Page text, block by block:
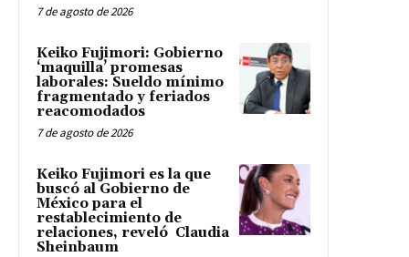
7 de agosto de 2026
Keiko Fujimori: Gobierno
‘maquilla’ promesas
laborales: Sueldo mínimo
fragmentado y feriados
reacomodados
7 de agosto de 2026
Keiko Fujimori es la que
buscó al Gobierno de
México para el
restablecimiento de
relaciones, reveló Claudia
Sheinbaum